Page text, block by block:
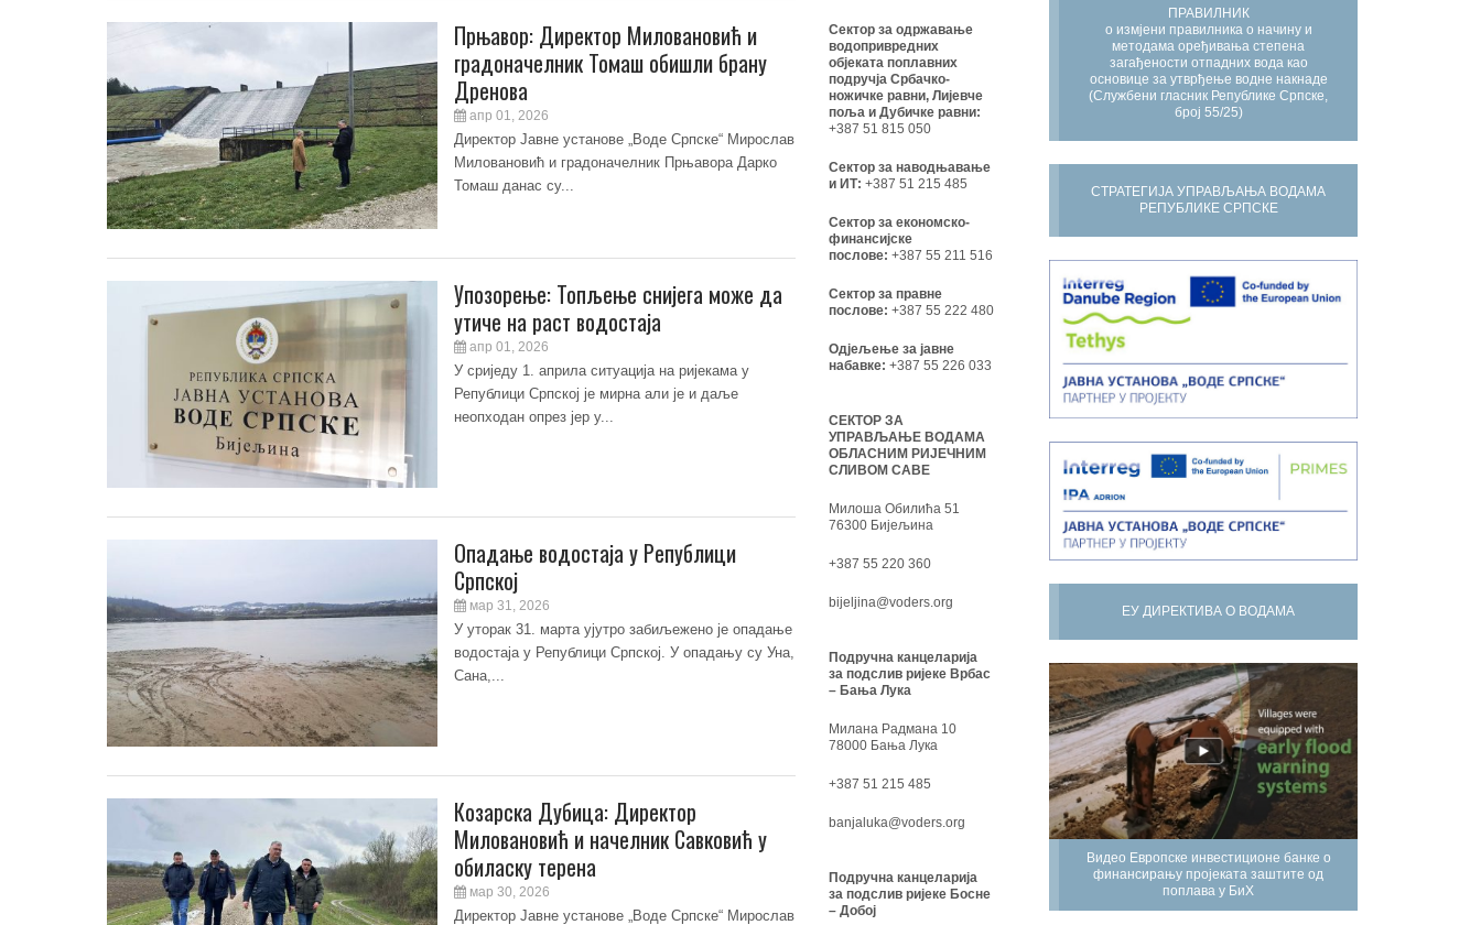
Прњавор: Директор Миловановић и
градоначелник Томаш обишли брану
Дренова
апр 01, 2026
Директор Јавне установе „Воде Српске“ Мирослав
Миловановић и градоначелник Прњавора Дарко
Томаш данас су...
Упозорење: Топљење снијега може да
утиче на раст водостаја
апр 01, 2026
У сриједу 1. априла ситуација на ријекама у
Републици Српској је мирна али је и даље
неопходан опрез јер у...
Опадање водостаја у Републици
Српској
мар 31, 2026
У уторак 31. марта ујутро забиљежено је опадање
водостаја у Републици Српској. У опадању су Уна,
Сана,...
Козарска Дубица: Директор
Миловановић и начелник Савковић у
обиласку терена
мар 30, 2026
Директор Јавне установе „Воде Српске“ Мирослав
ПРАВИЛНИК
о измјени правилника о начину и
методама оређивања степена
загађености отпадних вода као
основице за утврђење водне накнаде
(Службени гласник Републике Српске,
број 55/25)
СТРАТЕГИЈА УПРАВЉАЊА ВОДАМА
РЕПУБЛИКЕ СРПСКЕ
ЕУ ДИРЕКТИВА О ВОДАМА
Видео Европске инвестиционе банке о
финансирању пројеката заштите од
поплава у БиХ
Сектор за одржавање
водопривредних
објеката поплавних
подручја Србачко-
ножичке равни, Лијевче
поља и Дубичке равни:
+387 51 815 050
Сектор за наводњавање
и ИТ: +387 51 215 485
Сектор за економско-
финансијске
послове: +387 55 211 516
Сектор за правне
послове: +387 55 222 480
Одјељење за јавне
набавке: +387 55 226 033
СЕКТОР ЗА
УПРАВЉАЊЕ ВОДАМА
ОБЛАСНИМ РИЈЕЧНИМ
СЛИВОМ САВЕ
Милоша Обилића 51
76300 Бијељина
+387 55 220 360
bijeljina@voders.org
Подручна канцеларија
за подслив ријеке Врбас
– Бања Лука
Милана Радмана 10
78000 Бања Лука
+387 51 215 485
banjaluka@voders.org
Подручна канцеларија
за подслив ријеке Босне
– Добој